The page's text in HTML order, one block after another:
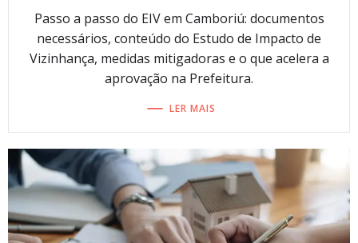
Passo a passo do EIV em Camboriú: documentos
necessários, conteúdo do Estudo de Impacto de
Vizinhança, medidas mitigadoras e o que acelera a
aprovação na Prefeitura.
LER MAIS